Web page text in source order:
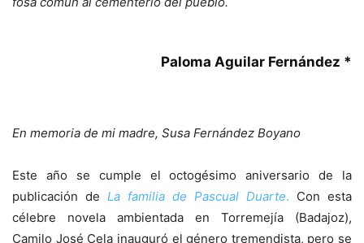
Paloma Aguilar Fernández *
En memoria de mi madre, Susa Fernández Boyano
Este año se cumple el octogésimo aniversario de la
publicación de La familia de Pascual Duarte. Con esta
célebre novela ambientada en Torremejía (Badajoz),
Camilo José Cela inauguró el género tremendista, pero se